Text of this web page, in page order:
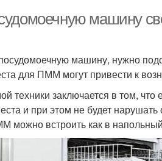
машину
машину, нужно
для ПММ могут привести к
техники заключается в том,
и при этом не будет
можно встроить как в